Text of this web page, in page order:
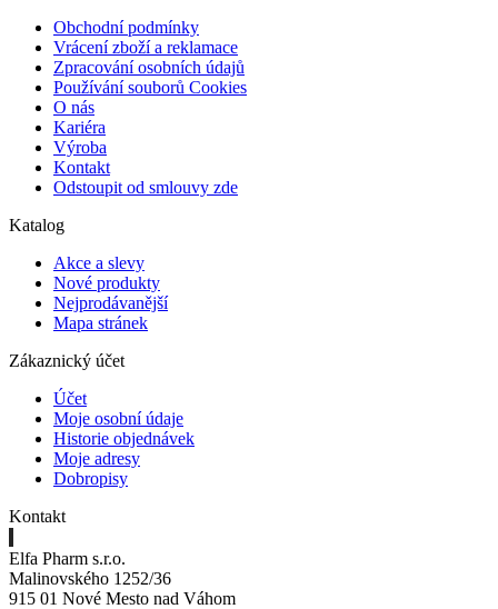
Obchodní podmínky
Vrácení zboží a reklamace
Zpracování osobních údajů
Používání souborů Cookies
O nás
Kariéra
Výroba
Kontakt
Odstoupit od smlouvy zde
Katalog
Akce a slevy
Nové produkty
Nejprodávanější
Mapa stránek
Zákaznický účet
Účet
Moje osobní údaje
Historie objednávek
Moje adresy
Dobropisy
Kontakt
Elfa Pharm s.r.o.
Malinovského 1252/36
915 01 Nové Mesto nad Váhom